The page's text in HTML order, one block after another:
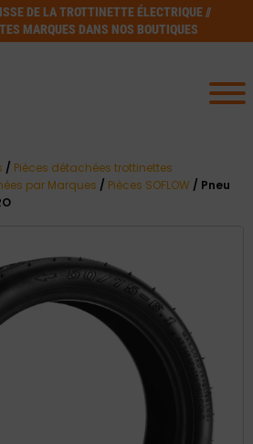
DE LA TROTTINETTE ÉLECTRIQUE //
MARQUES DANS NOS BOUTIQUES
/ Pièces détachées trottinettes
par Marques / Pièces SOFLOW / Pneu